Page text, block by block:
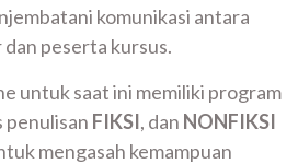
komunikasi antara
peserta kursus.
untuk saat ini memiliki program
penulisan FIKSI, dan NONFIKSI
mengasah kemampuan